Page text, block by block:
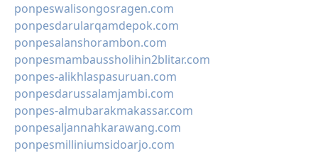
ponpeswalisongosragen.com
ponpesdarularqamdepok.com
ponpesalanshorambon.com
ponpesmambaussholihin2blitar.com
ponpes-alikhlaspasuruan.com
ponpesdarussalamjambi.com
ponpes-almubarakmakassar.com
ponpesaljannahkarawang.com
ponpesmilliniumsidoarjo.com